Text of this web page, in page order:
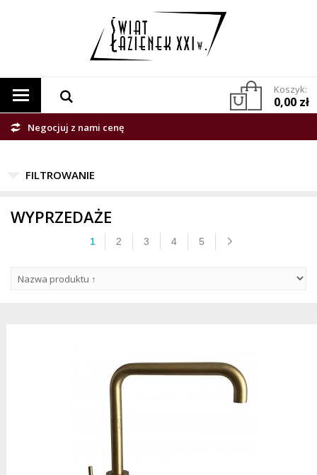
Koszyk:
0,00 zł
Negocjuj z nami cenę
WYPRZEDAŻE
1 2 3 4 5